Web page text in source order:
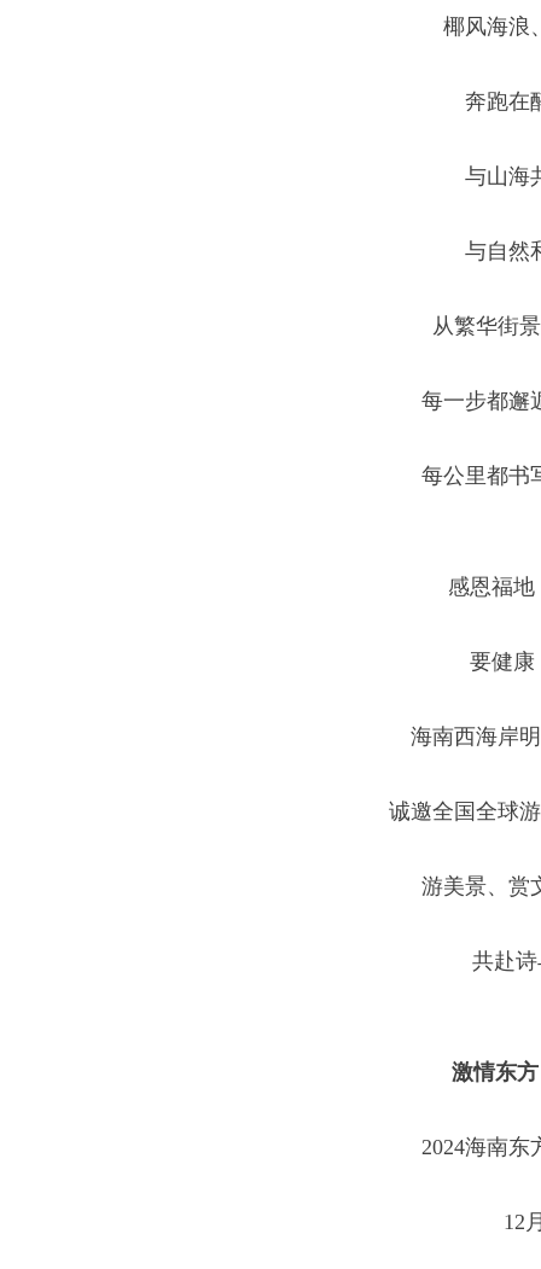
椰风海浪
奔跑在
与山海
与自然
从繁华街
每一步都邂
每公里都书
感恩福
要健
海南西海岸
诚邀全国全球
游美景、赏
共赴
激情东
2024海南东
12